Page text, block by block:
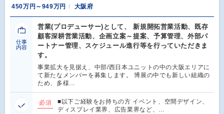
450万円～949万円
大阪府
仕事
内容
営業(プロデューサー)として、 新規開拓営業活動、既存
顧客深耕営業活動、企画立案～提案、予算管理、外部パ
ートナー管理、スケジュール進行等を行っていただきま
す。
事業拡大を見据え、中部/西日本ユニットの中の大阪エリアに
て新たなメンバーを募集します。 博展の中でも新しい組織の
ため、多様…
必須
■以下ご経験をお持ちの方 イベント、空間デザイン、
ディスプレイ業界、広告業界など、…